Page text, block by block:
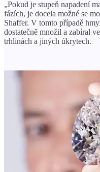
„Pokud je stupeň napadení
fázích, je docela možné se
Shaffer. V tomto případě
dostatečně množil a zabíral
trhlinách a jiných úkrytech.